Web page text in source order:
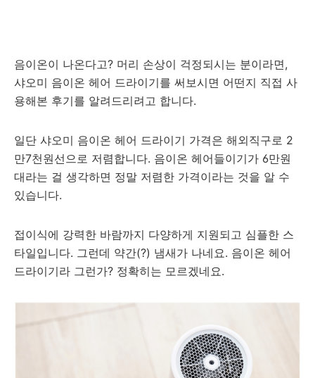
음이온이 나온다고? 머리 손상이 걱정되시는 분이라면,
샤오미 음이온 헤어 드라이기를 써보시면 어떤지 직접 사
용해본 후기를 알려드리려고 합니다.
일단 샤오미 음이온 헤어 드라이기 가격은 해외직구로 2
만7천원선으로 저렴합니다. 음이온 헤어들이기가 6만원
대라는 걸 생각하면 정말 저렴한 가격이라는 것을 알 수
있습니다.
접이식에 강력한 바람까지 다양하게 지원되고 심플한 스
타일입니다. 그런데 약간(?) 냄새가 나네요. 음이온 헤어
드라이기라 그런가? 정확히는 모르겠네요.